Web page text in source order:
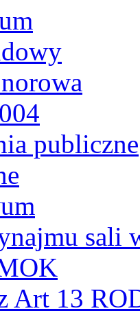
publiczne
sali
Art 13